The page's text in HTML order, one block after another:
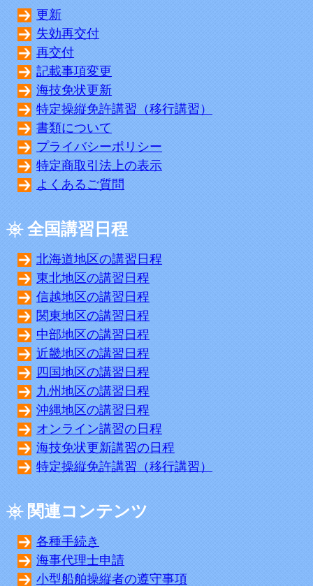
更新
失効再交付
再交付
記載事項変更
海技免状更新
特定操縦免許講習（移行講習）
書類について
プライバシーポリシー
特定商取引法上の表示
よくあるご質問
全国講習日程
北海道地区の講習日程
東北地区の講習日程
信越地区の講習日程
関東地区の講習日程
中部地区の講習日程
近畿地区の講習日程
四国地区の講習日程
九州地区の講習日程
沖縄地区の講習日程
オンライン講習の日程
海技免状更新講習の日程
特定操縦免許講習（移行講習）
関連コンテンツ
各種手続き
海事代理士申請
小型船舶操縦者の遵守事項